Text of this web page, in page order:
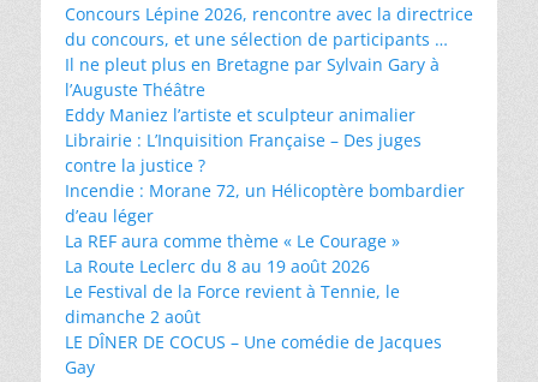
Concours Lépine 2026, rencontre avec la directrice
du concours, et une sélection de participants …
Il ne pleut plus en Bretagne par Sylvain Gary à
l’Auguste Théâtre
Eddy Maniez l’artiste et sculpteur animalier
Librairie : L’Inquisition Française – Des juges
contre la justice ?
Incendie : Morane 72, un Hélicoptère bombardier
d’eau léger
La REF aura comme thème « Le Courage »
La Route Leclerc du 8 au 19 août 2026
Le Festival de la Force revient à Tennie, le
dimanche 2 août
LE DÎNER DE COCUS – Une comédie de Jacques
Gay